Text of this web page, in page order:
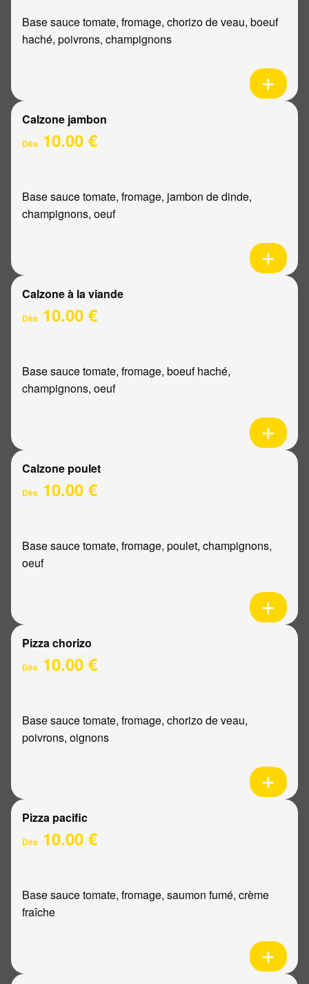
Base sauce tomate, fromage, chorizo de veau, boeuf
haché, poivrons, champignons
Calzone jambon
Dès 10.00 €
Base sauce tomate, fromage, jambon de dinde,
champignons, oeuf
Calzone à la viande
Dès 10.00 €
Base sauce tomate, fromage, boeuf haché,
champignons, oeuf
Calzone poulet
Dès 10.00 €
Base sauce tomate, fromage, poulet, champignons,
oeuf
Pizza chorizo
Dès 10.00 €
Base sauce tomate, fromage, chorizo de veau,
poivrons, oignons
Pizza pacific
Dès 10.00 €
Base sauce tomate, fromage, saumon fumé, crème
fraîche